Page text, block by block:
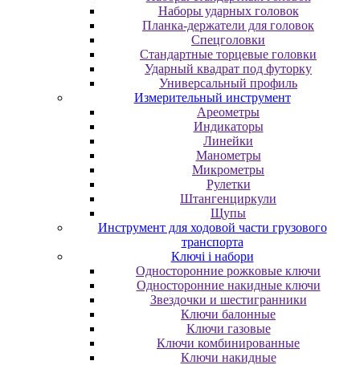
Наборы ударных головок
Планка-держатели для головок
Спецголовки
Стандартные торцевые головки
Ударный квадрат под футорку
Универсальный профиль
Измерительный инструмент
Ареометры
Индикаторы
Линейки
Манометры
Микрометры
Рулетки
Штангенциркули
Щупы
Инструмент для ходовой части грузового
транспорта
Ключі і набори
Oднocтopoнниe poжкoвыe ключи
Oднocтopoнниe нaкидныe ключи
Звездочки и шестигранники
Ключи балонные
Ключи газовые
Ключи комбинированные
Ключи накидные